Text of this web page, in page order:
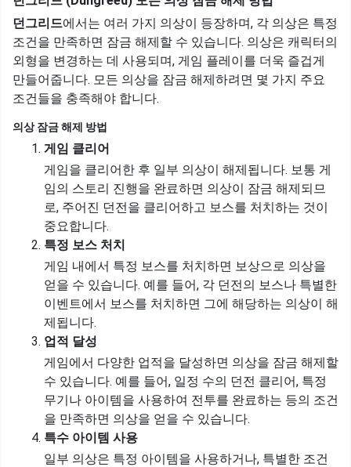
던그리드에서는 여러 가지 의상이 등장하며, 각 의상은 특정
조건을 만족하면 잠금 해제할 수 있습니다. 의상은 캐릭터의
외형을 변경하는 데 사용되며, 게임 플레이를 더욱 즐겁게
만들어줍니다. 모든 의상을 잠금 해제하려면 몇 가지 주요
조건들을 충족해야 합니다.
의상 잠금 해제 방법
게임 클리어
게임을 클리어한 후 일부 의상이 해제됩니다. 보통 게
임의 스토리 진행을 완료하면 의상이 잠금 해제되므
로, 주어진 던전을 클리어하고 보스를 처치하는 것이
중요합니다.
특정 보스 처치
게임 내에서 특정 보스를 처치하면 보상으로 의상을
얻을 수 있습니다. 예를 들어, 각 던전의 보스나 특별한
이벤트에서 보스를 처치하면 그에 해당하는 의상이 해
제됩니다.
업적 달성
게임에서 다양한 업적을 달성하면 의상을 잠금 해제할
수 있습니다. 예를 들어, 일정 수의 던전 클리어, 특정
무기나 아이템을 사용하여 전투를 완료하는 등의 조건
을 만족하면 의상을 얻을 수 있습니다.
특수 아이템 사용
일부 의상은 특정 아이템을 사용하거나, 특별한 조건